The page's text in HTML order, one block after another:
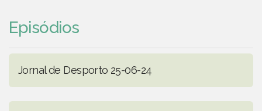
Episódios
Jornal de Desporto 25-06-24